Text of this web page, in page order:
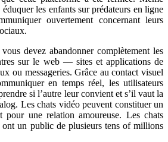
les enfants sur prédateurs en ligne
ouvertement concernant leurs
devez abandonner complètement les
sur le web — sites et applications de
ou messageries. Grâce au contact visuel
en temps réel, les utilisateurs
si l’autre leur convient et s’il vaut la
Les chats vidéo peuvent constituer un
pour une relation amoureuse. Les chats
un public de plusieurs tens of millions